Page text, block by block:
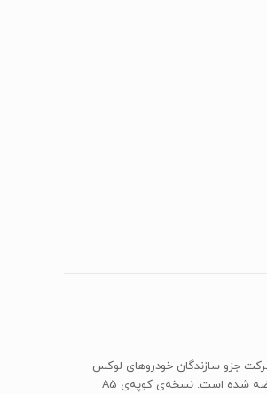
می‌شود. این شرکت جزو سازندگان خودروهای لوکس
دنیا به حساب می‌آید که کارخانه‌های خود را در هشت کشور مستقر کرده است. A5 یکی از مدل‌های این خودروساز است. A5 در نسخه‌های کابریولت (کروک)، کوپه و لیفت بک عرضه شده است. نسخه‌ی کوپه‌ی A5